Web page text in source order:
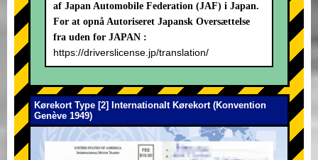
af Japan Automobile Federation (JAF) i Japan.
For at opnå Autoriseret Japansk Oversættelse
fra uden for JAPAN :
https://driverslicense.jp/translation/
Kørekort Type [2] Internationalt Kørekort (Konvention
Genève 1949)